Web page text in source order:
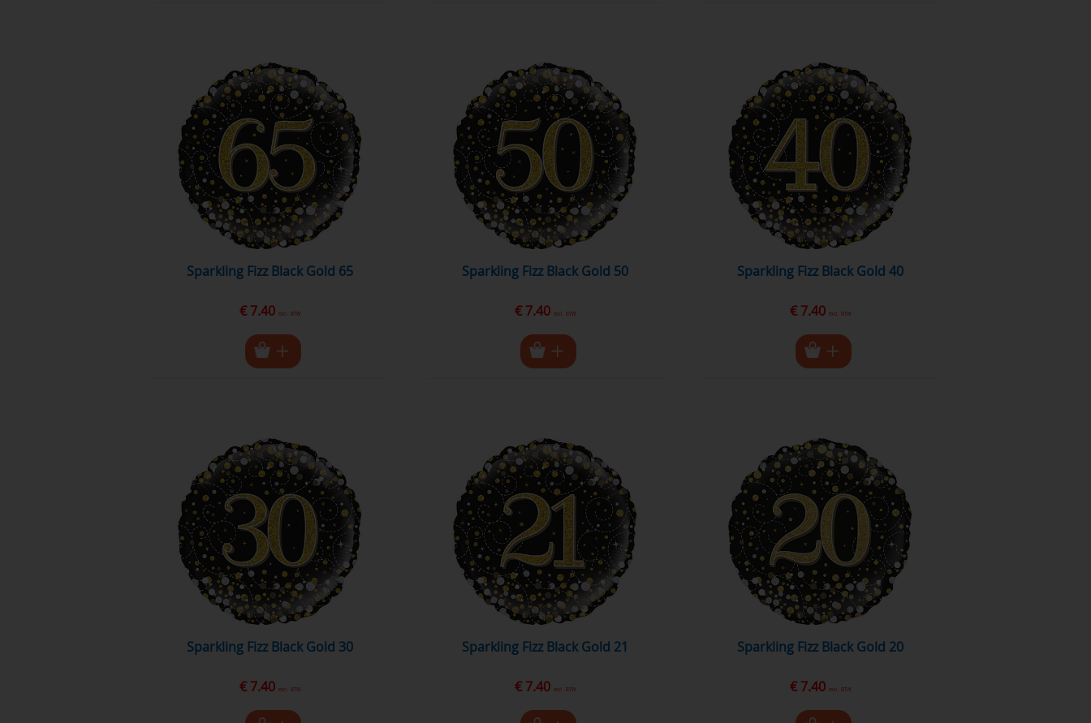
Sparkling Fizz Black Gold 65
€ 7.40 excl. BTW
Sparkling Fizz Black Gold 50
€ 7.40 excl. BTW
Sparkling Fizz Black Gold 40
€ 7.40 excl. BTW
Sparkling Fizz Black Gold 30
€ 7.40 excl. BTW
Sparkling Fizz Black Gold 21
€ 7.40 excl. BTW
Sparkling Fizz Black Gold 20
€ 7.40 excl. BTW